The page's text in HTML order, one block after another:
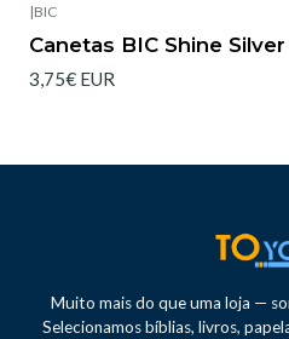
|BIC
Canetas BIC Shine Silver
3,75€ EUR
Muito mais do que uma loja —
Selecionamos bíblias, livros,